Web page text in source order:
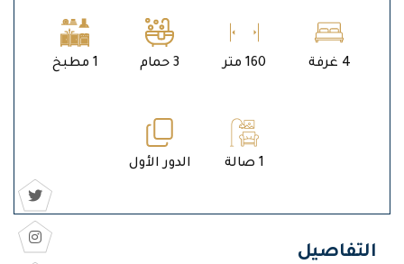
4 غرفة 160 متر 3 حمام 1 مطبخ
1 صالة الدور الأول
التفاصيل